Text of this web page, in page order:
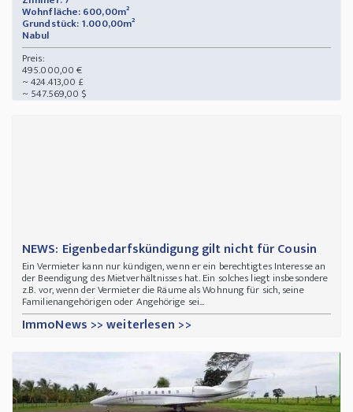
Wohnfläche: 600,00m²
Grundstück: 1.000,00m²
Nabul
Preis:
495.000,00 €
~ 424.413,00 £
~ 547.569,00 $
NEWS: Eigenbedarfskündigung gilt nicht für Cousin
Ein Vermieter kann nur kündigen, wenn er ein berechtigtes Interesse an
der Beendigung des Mietverhältnisses hat. Ein solches liegt insbesondere
z.B. vor, wenn der Vermieter die Räume als Wohnung für sich, seine
Familienangehörigen oder Angehörige sei...
ImmoNews >> weiterlesen >>